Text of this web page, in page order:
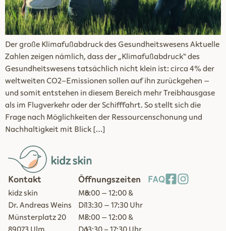
Der große Klimafußabdruck des Gesundheitswesens Aktuelle
Zahlen zeigen nämlich, dass der „Klimafußabdruck“ des
Gesundheitswesens tatsächlich nicht klein ist: circa 4% der
weltweiten CO2-Emissionen sollen auf ihn zurückgehen –
und somit entstehen in diesem Bereich mehr Treibhausgase
als im Flugverkehr oder der Schifffahrt. So stellt sich die
Frage nach Möglichkeiten der Ressourcenschonung und
Nachhaltigkeit mit Blick […]
Kontakt
kidz skin
Dr. Andreas Weins
Münsterplatz 20
89073 Ulm
Öffnungszeiten
Mo
Di
Mi
Do
8:00 – 12:00 &
13:30 – 17:30 Uhr
8:00 – 12:00 &
13:30 - 17:30 Uhr
FAQ